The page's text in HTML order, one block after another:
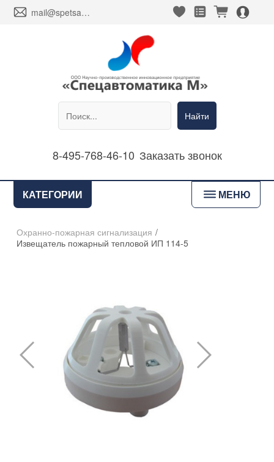
envelope mail@spetsavtomatika-m.ru heart_fill square_favorites_fill cart_fill person_alt_circle_fill
Найти
8-495-768-46-10 Заказать звонок
КАТЕГОРИИ bars МЕНЮ
Охранно-пожарная сигнализация /
Извещатель пожарный тепловой ИП 114-5